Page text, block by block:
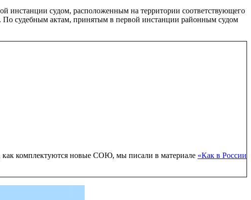
инстанции судом, расположенным на территории соответствующего
По судебным актам, принятым в первой инстанции районным судом
как комплектуются новые СОЮ, мы писали в материале «Как в России